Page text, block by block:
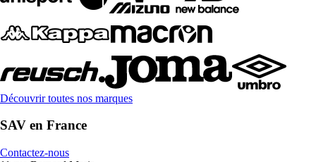
Découvrir toutes nos marques
SAV en France
Contactez-nous